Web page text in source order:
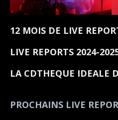
12 MOIS DE LIVE
LIVE REPORTS 2024-
LA CDTHEQUE IDEALE
PROCHAINS LIVE